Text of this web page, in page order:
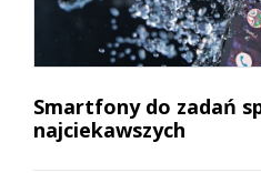
Smartfony do zadań
najciekawszych